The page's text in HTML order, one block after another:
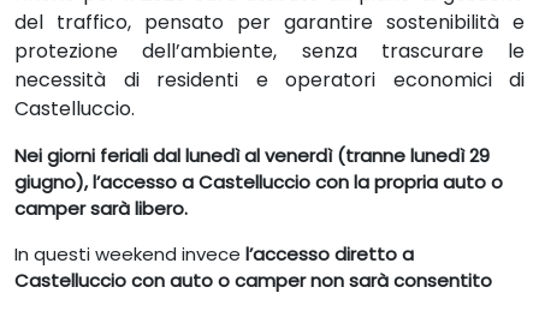
del traffico, pensato per garantire sostenibilità e
protezione dell’ambiente, senza trascurare le
necessità di residenti e operatori economici di
Castelluccio.
Nei giorni feriali dal lunedì al venerdì (tranne lunedì 29
giugno), l’accesso a Castelluccio con la propria auto o
camper sarà libero.
In questi weekend invece l’accesso diretto a
Castelluccio con auto o camper non sarà consentito